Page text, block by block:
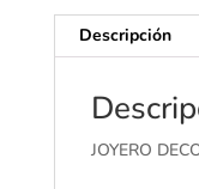
Descripción
JOYERO